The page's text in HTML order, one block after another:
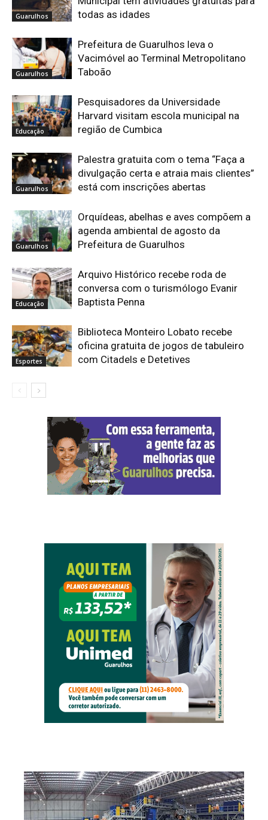
Guarulhos
todas as idades
Guarulhos
Prefeitura de Guarulhos leva o
Vacimóvel ao Terminal Metropolitano
Taboão
Educação
Pesquisadores da Universidade
Harvard visitam escola municipal na
região de Cumbica
Guarulhos
Palestra gratuita com o tema “Faça a
divulgação certa e atraia mais clientes”
está com inscrições abertas
Guarulhos
Orquídeas, abelhas e aves compõem a
agenda ambiental de agosto da
Prefeitura de Guarulhos
Educação
Arquivo Histórico recebe roda de
conversa com o turismólogo Evanir
Baptista Penna
Esportes
Biblioteca Monteiro Lobato recebe
oficina gratuita de jogos de tabuleiro
com Citadels e Detetives